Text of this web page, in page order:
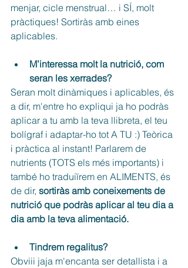
menjar, cicle menstrual… i SÍ, molt
pràctiques! Sortiràs amb eines
aplicables.
M’interessa molt la nutrició, com
seran les xerrades?
Seran molt dinàmiques i aplicables, és
a dir, m'entre ho expliqui ja ho podràs
aplicar a tu amb la teva llibreta, el teu
bolígraf i adaptar-ho tot A TU :) Teòrica
i pràctica al instant! Parlarem de
nutrients (TOTS els més importants) i
també ho traduiïrem en ALIMENTS, és
de dir, sortiràs amb coneixements de
nutrició que podràs aplicar al teu dia a
dia amb la teva alimentació.
Tindrem regalitus?
Obviii jaja m'encanta ser detallista i a